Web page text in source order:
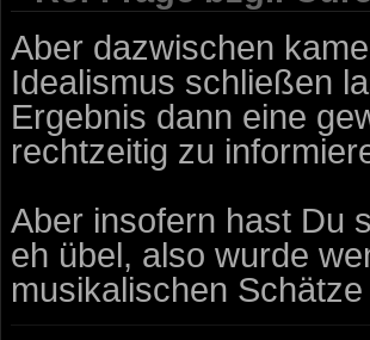
Aber dazwischen
Idealismus schließen
Ergebnis dann eine
rechtzeitig zu
Aber insofern hast Du
eh übel, also wurde
musikalischen